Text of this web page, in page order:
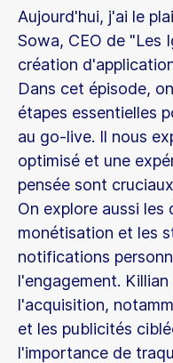
Aujourd'hui, j'ai le
Sowa, CEO de "Les
création
Dans cet épisode,
étapes essentielles
au go-live. Il nous
optimisé et une
pensée sont
On explore aussi
monétisation et les
notifications
l'engagement.
l'acquisition,
et les publicités
l'importance de